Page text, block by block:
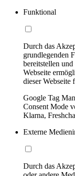
Funktional
Durch das
grundlegenden
bereitstellen
Webseite
dieser Webseite
Google Tag
Consent Mode
Klarna,
Externe
Durch das